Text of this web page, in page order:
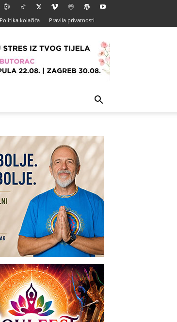
Politika kolačića Pravila privatnosti